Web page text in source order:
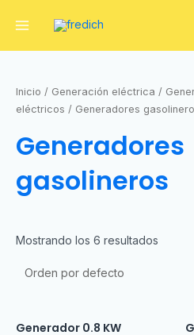
Inicio / Generación eléctrica /
eléctricos / Generadores
Generadores
gasolineros
Mostrando los 6 resultados
Generador 0.8 KW